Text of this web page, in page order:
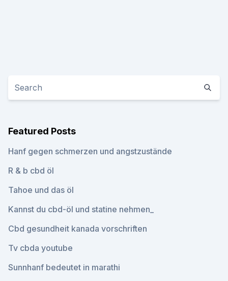
Featured Posts
Hanf gegen schmerzen und angstzustände
R & b cbd öl
Tahoe und das öl
Kannst du cbd-öl und statine nehmen_
Cbd gesundheit kanada vorschriften
Tv cbda youtube
Sunnhanf bedeutet in marathi